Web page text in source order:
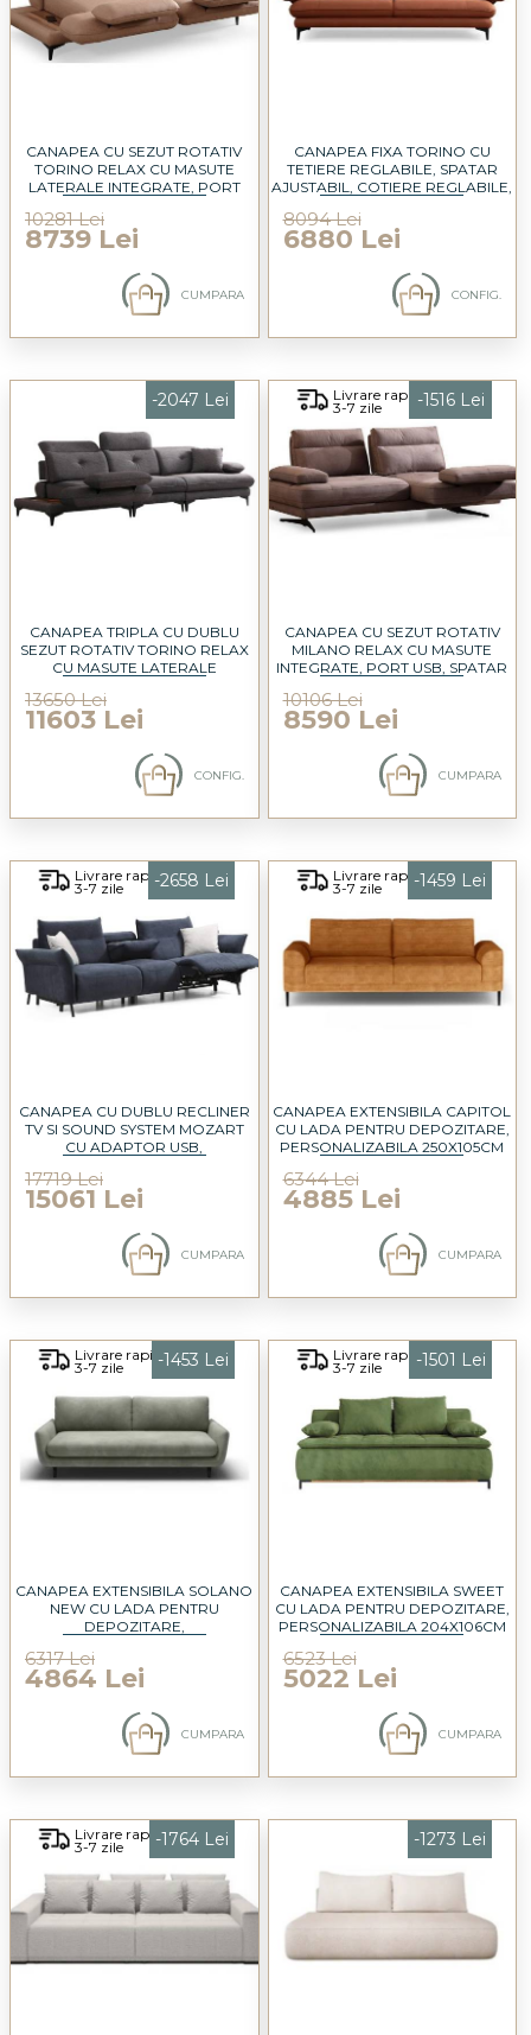
CANAPEA CU SEZUT ROTATIV
TORINO RELAX CU MASUTE
LATERALE INTEGRATE, PORT
SPATAR AJUSTABIL, COTIERE
REGLABILE, PERSONALIZABILA
10281 Lei
8739 Lei
CUMPARA
CANAPEA FIXA TORINO CU
TETIERE REGLABILE, SPATAR
AJUSTABIL, COTIERE REGLABILE,
8094 Lei
6880 Lei
CONFIG.
-2047 Lei
CANAPEA TRIPLA CU DUBLU
SEZUT ROTATIV TORINO RELAX
CU MASUTE LATERALE
REGLABILE, SPATAR AJUSTABIL,
COTIERE REGLABILE,
13650 Lei
11603 Lei
CONFIG.
Livrare rapida
3-7 zile -1516 Lei
CANAPEA CU SEZUT ROTATIV
MILANO RELAX CU MASUTE
INTEGRATE, PORT USB, SPATAR
PERSONALIZABILA 235X105CM
10106 Lei
8590 Lei
CUMPARA
Livrare rapida
3-7 zile -2658 Lei
CANAPEA CU DUBLU RECLINER
TV SI SOUND SYSTEM MOZART
CU ADAPTOR USB,
17719 Lei
15061 Lei
CUMPARA
Livrare rapida
3-7 zile -1459 Lei
CANAPEA EXTENSIBILA CAPITOL
CU LADA PENTRU DEPOZITARE,
PERSONALIZABILA 250X105CM
6344 Lei
4885 Lei
CUMPARA
Livrare rapida
3-7 zile -1453 Lei
CANAPEA EXTENSIBILA SOLANO
NEW CU LADA PENTRU
DEPOZITARE,
6317 Lei
4864 Lei
CUMPARA
Livrare rapida
3-7 zile -1501 Lei
CANAPEA EXTENSIBILA SWEET
CU LADA PENTRU DEPOZITARE,
PERSONALIZABILA 204X106CM
6523 Lei
5022 Lei
CUMPARA
Livrare rapida
3-7 zile -1764 Lei -1273 Lei